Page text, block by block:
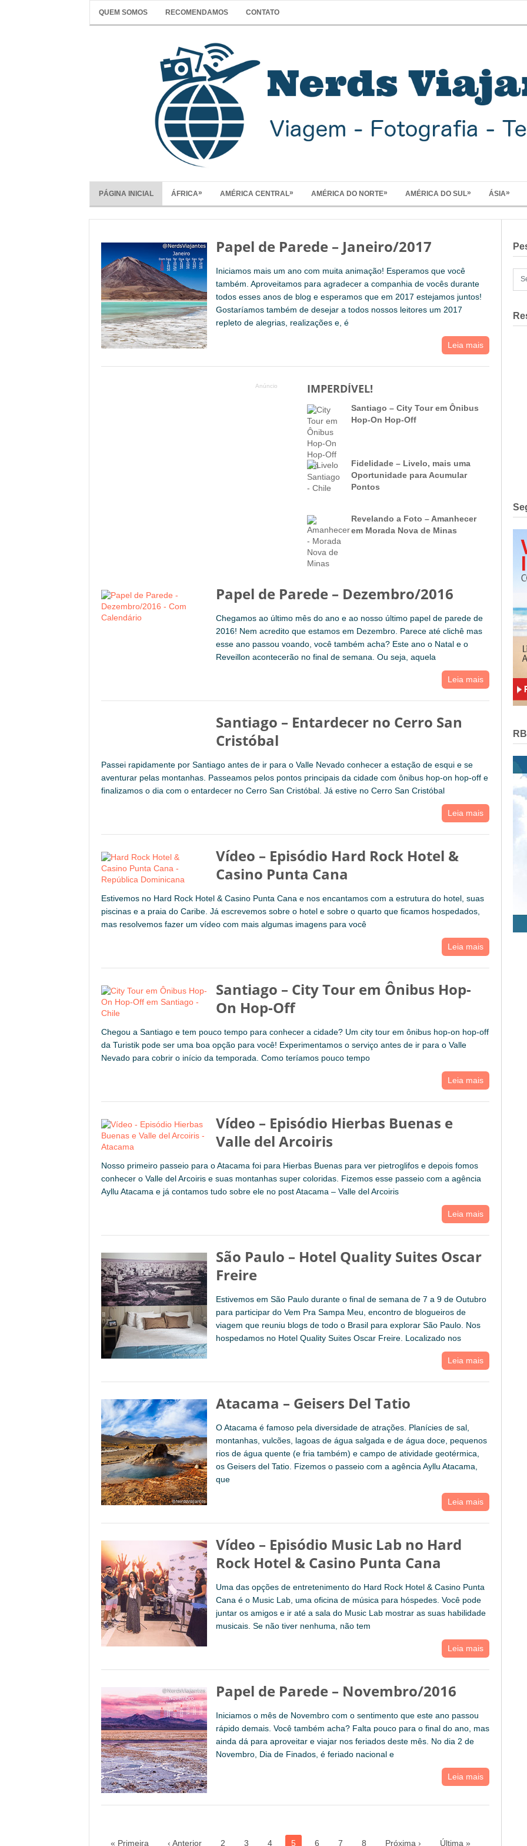
QUEM SOMOS RECOMENDAMOS CONTATO
PÁGINA INICIAL ÁFRICA» AMÉRICA CENTRAL» AMÉRICA DO NORTE» AMÉRICA DO SUL» ÁSIA»
Papel de Parede – Janeiro/2017
Iniciamos mais um ano com muita animação! Esperamos que você
também. Aproveitamos para agradecer a companhia de vocês durante
todos esses anos de blog e esperamos que em 2017 estejamos juntos!
Gostaríamos também de desejar a todos nossos leitores um 2017
repleto de alegrias, realizações e, é
Leia mais
Anúncio IMPERDÍVEL!
Santiago – City Tour em Ônibus
Hop-On Hop-Off
Fidelidade – Livelo, mais uma
Oportunidade para Acumular
Pontos
Revelando a Foto – Amanhecer
em Morada Nova de Minas
Papel de Parede – Dezembro/2016
Chegamos ao último mês do ano e ao nosso último papel de parede de
2016! Nem acredito que estamos em Dezembro. Parece até clichê mas
esse ano passou voando, você também acha? Este ano o Natal e o
Reveillon acontecerão no final de semana. Ou seja, aquela
Leia mais
Santiago – Entardecer no Cerro San
Cristóbal
Passei rapidamente por Santiago antes de ir para o Valle Nevado conhecer a estação de esqui e se
aventurar pelas montanhas. Passeamos pelos pontos principais da cidade com ônibus hop-on hop-off e
finalizamos o dia com o entardecer no Cerro San Cristóbal. Já estive no Cerro San Cristóbal
Leia mais
Vídeo – Episódio Hard Rock Hotel &
Casino Punta Cana
Estivemos no Hard Rock Hotel & Casino Punta Cana e nos encantamos com a estrutura do hotel, suas
piscinas e a praia do Caribe. Já escrevemos sobre o hotel e sobre o quarto que ficamos hospedados,
mas resolvemos fazer um vídeo com mais algumas imagens para você
Leia mais
Santiago – City Tour em Ônibus Hop-
On Hop-Off
Chegou a Santiago e tem pouco tempo para conhecer a cidade? Um city tour em ônibus hop-on hop-off
da Turistik pode ser uma boa opção para você! Experimentamos o serviço antes de ir para o Valle
Nevado para cobrir o início da temporada. Como teríamos pouco tempo
Leia mais
Vídeo – Episódio Hierbas Buenas e
Valle del Arcoiris
Nosso primeiro passeio para o Atacama foi para Hierbas Buenas para ver pietroglifos e depois fomos
conhecer o Valle del Arcoiris e suas montanhas super coloridas. Fizemos esse passeio com a agência
Ayllu Atacama e já contamos tudo sobre ele no post Atacama – Valle del Arcoiris
Leia mais
São Paulo – Hotel Quality Suites Oscar
Freire
Estivemos em São Paulo durante o final de semana de 7 a 9 de Outubro
para participar do Vem Pra Sampa Meu, encontro de blogueiros de
viagem que reuniu blogs de todo o Brasil para explorar São Paulo. Nos
hospedamos no Hotel Quality Suites Oscar Freire. Localizado nos
Leia mais
Atacama – Geisers Del Tatio
O Atacama é famoso pela diversidade de atrações. Planícies de sal,
montanhas, vulcões, lagoas de água salgada e de água doce, pequenos
rios de água quente (e fria também) e campo de atividade geotérmica,
os Geisers del Tatio. Fizemos o passeio com a agência Ayllu Atacama,
que
Leia mais
Vídeo – Episódio Music Lab no Hard
Rock Hotel & Casino Punta Cana
Uma das opções de entretenimento do Hard Rock Hotel & Casino Punta
Cana é o Music Lab, uma oficina de música para hóspedes. Você pode
juntar os amigos e ir até a sala do Music Lab mostrar as suas habilidade
musicais. Se não tiver nenhuma, não tem
Leia mais
Papel de Parede – Novembro/2016
Iniciamos o mês de Novembro com o sentimento que este ano passou
rápido demais. Você também acha? Falta pouco para o final do ano, mas
ainda dá para aproveitar e viajar nos feriados deste mês. No dia 2 de
Novembro, Dia de Finados, é feriado nacional e
Leia mais
« Primeira ‹ Anterior 2 3 4 5 6 7 8 Próxima › Última »